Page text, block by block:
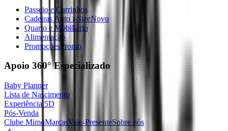
Passeio e Carrinhos
Cadeiras Auto i-SizeNovo
Quarto e Mobiliário
Alimentação
PromoçõesPromo
Apoio 360°Especializado
Baby Planner
Lista de Nascimento
Experiência 5D
Pós-Venda
Clube MimoMarcasVale-PresenteSobre nós